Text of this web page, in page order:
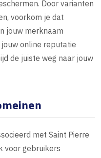
Door varianten
voorkom je dat
jouw merknaam
online reputatie
de juiste weg naar jouw
met Saint Pierre
voor gebruikers